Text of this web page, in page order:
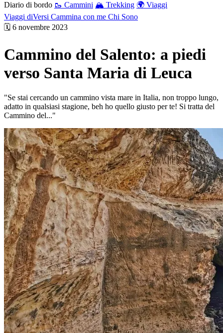
Diario di bordo 🥾 Cammini 🏔️ Trekking 🌍 Viaggi
Viaggi diVersi Cammina con me Chi Sono
🗓️ 6 novembre 2023
Cammino del Salento: a piedi
verso Santa Maria di Leuca
"Se stai cercando un cammino vista mare in Italia, non troppo lungo,
adatto in qualsiasi stagione, beh ho quello giusto per te! Si tratta del
Cammino del..."